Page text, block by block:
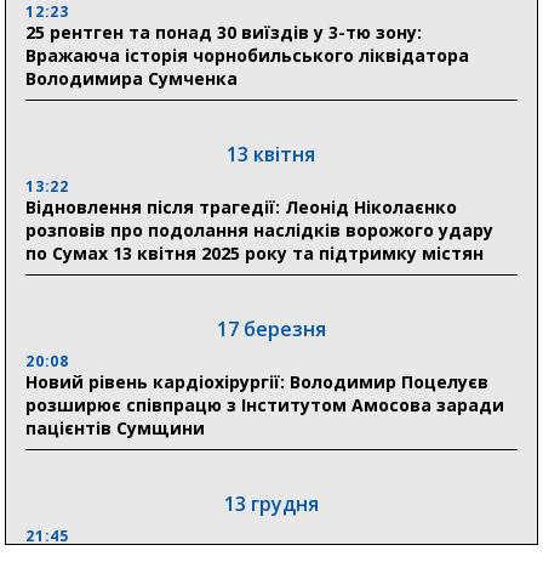
18:54
Романько розширює програму відпочинку дітей із
прифронтової Сумщини: перша група оздоровилася
в Австрії
Ніколаєнко: у Сумах погодили 115 компенсацій на
31 липня
21:01
Сумщини пояснив, як отримати допомогу на зиму
17:52
«Укрексімбанк» припиняє виплату пенсій: у
Пенсійному фонді Сумщини пояснили, що робити
людям
12:23
25 рентген та понад 30 виїздів у 3-тю зону:
Вражаюча історія чорнобильського ліквідатора
Володимира Сумченка
13 квітня
13:22
Відновлення після трагедії: Леонід Ніколаєнко
розповів про подолання наслідків ворожого удару
по Сумах 13 квітня 2025 року та підтримку містян
17 березня
20:08
Новий рівень кардіохірургії: Володимир Поцелуєв
розширює співпрацю з Інститутом Амосова заради
пацієнтів Сумщини
13 грудня
21:45